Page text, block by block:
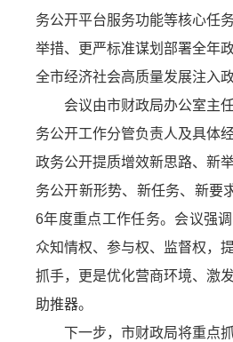
务公开平台服务功能等核心任
举措、更严标准谋划部署全年
全市经济社会高质量发展注入
会议由市财政局办公室主
务公开工作分管负责人及具体
政务公开提质增效新思路、新
务公开新形势、新任务、新要
6年度重点工作任务。会议强
众知情权、参与权、监督权，
抓手，更是优化营商环境、激
助推器。
下一步，市财政局将重点